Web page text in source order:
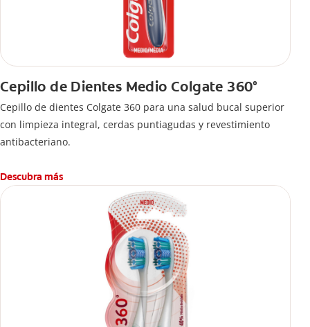
Cepillo de Dientes Medio Colgate 360°
Cepillo de dientes Colgate 360 ​​para una salud bucal superior
con limpieza integral, cerdas puntiagudas y revestimiento
antibacteriano.
Descubra más